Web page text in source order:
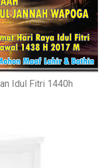
Idul Fitri 1440h